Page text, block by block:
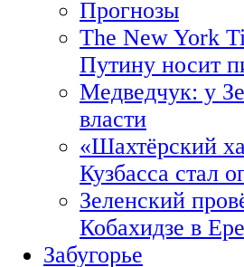
Прогнозы
The New York
Путину носит
Медведчук: у
власти
«Шахтёрский
Кузбасса стал
Зеленский
Кобахидзе в
Забугорье